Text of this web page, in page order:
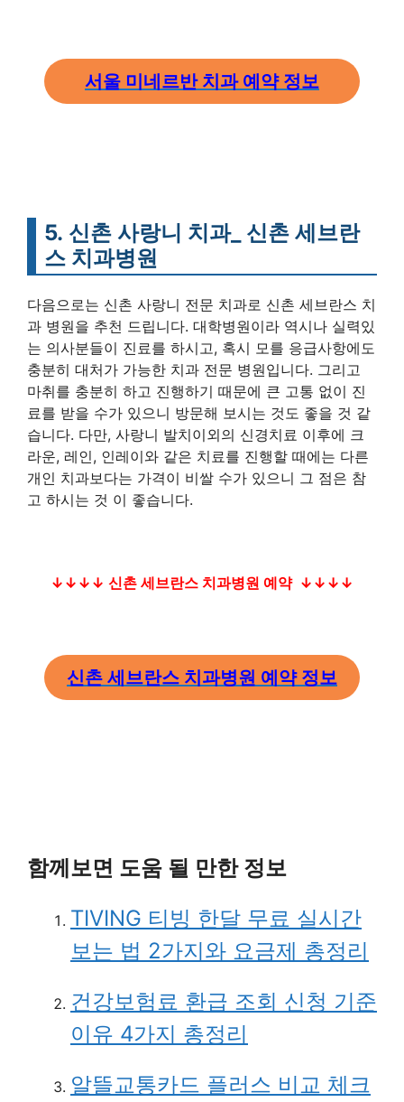
서울 미네르반 치과 예약 정보
5. 신촌 사랑니 치과_ 신촌 세브란
스 치과병원
다음으로는 신촌 사랑니 전문 치과로 신촌 세브란스 치
과 병원을 추천 드립니다. 대학병원이라 역시나 실력있
는 의사분들이 진료를 하시고, 혹시 모를 응급사항에도
충분히 대처가 가능한 치과 전문 병원입니다. 그리고
마취를 충분히 하고 진행하기 때문에 큰 고통 없이 진
료를 받을 수가 있으니 방문해 보시는 것도 좋을 것 같
습니다. 다만, 사랑니 발치이외의 신경치료 이후에 크
라운, 레인, 인레이와 같은 치료를 진행할 때에는 다른
개인 치과보다는 가격이 비쌀 수가 있으니 그 점은 참
고 하시는 것 이 좋습니다.
↓↓↓↓ 신촌 세브란스 치과병원 예약 ↓↓↓↓
신촌 세브란스 치과병원 예약 정보
함께보면 도움 될 만한 정보
TIVING 티빙 한달 무료 실시간
보는 법 2가지와 요금제 총정리
건강보험료 환급 조회 신청 기준
이유 4가지 총정리
알뜰교통카드 플러스 비교 체크